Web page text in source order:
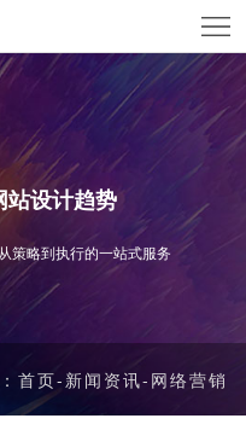
站设计趋势
策略到执行的一站式服务
首页- 新闻资讯- 网络营销